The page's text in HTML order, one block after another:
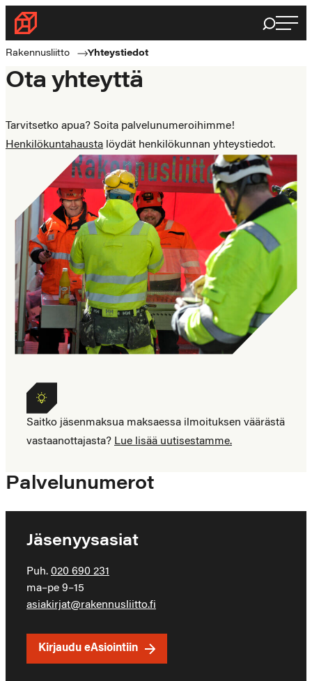
Siirry
suoraan
sisältöön
Rakennusliitto
Rakennusalan
puolella
Haku
Rakennusliitto Yhteystiedot
Ota yhteyttä
Tarvitsetko apua? Soita palvelunumeroihimme!
Henkilökuntahausta löydät henkilökunnan yhteystiedot.
Saitko
jäsenmaksua
ilmoituksen
Saitko jäsenmaksua maksaessa ilmoituksen väärästä
vastaanottajasta? Lue lisää uutisestamme.
Palvelunumerot
Jäsenyysasiat
Puh. 020 690 231
ma–pe 9–15
asiakirjat@rakennusliitto.fi
Kirjaudu eAsiointiin